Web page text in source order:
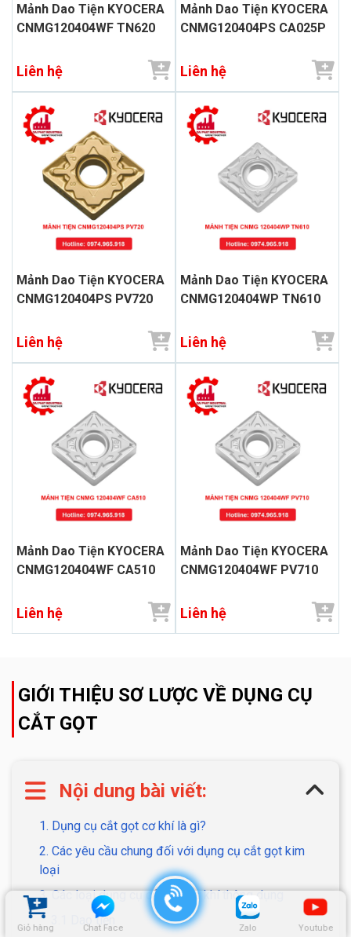
Giỏ hàng Chat Face Zalo Youtube
Mảnh Dao Tiện KYOCERA
CNMG120404WF TN620
Liên hệ
Mảnh Dao Tiện KYOCERA
CNMG120404PS CA025P
Liên hệ
Mảnh Dao Tiện KYOCERA
CNMG120404PS PV720
Liên hệ
Mảnh Dao Tiện KYOCERA
CNMG120404WP TN610
Liên hệ
Mảnh Dao Tiện KYOCERA
CNMG120404WF CA510
Liên hệ
Mảnh Dao Tiện KYOCERA
CNMG120404WF PV710
Liên hệ
GIỚI THIỆU SƠ LƯỢC VỀ DỤNG CỤ
CẮT GỌT
Nội dung bài viết:
1. Dụng cụ cắt gọt cơ khí là gì?
2. Các yêu cầu chung đối với dụng cụ cắt gọt kim
loại
3. Các loại dụng cụ cắt gọt cơ khí thông dụng
3.1 Dao tiện